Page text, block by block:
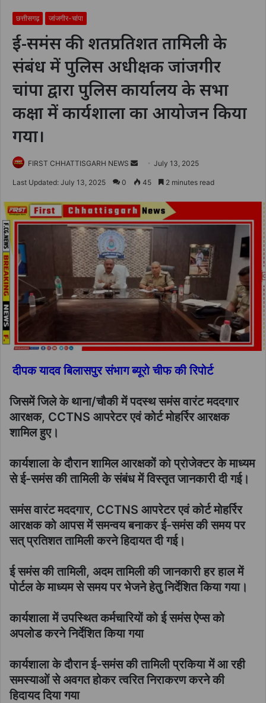
छत्तीसगढ़ जांजगीर-चांपा
ई-समंस की शतप्रतिशत तामिली के
संबंध में पुलिस अधीक्षक जांजगीर
चांपा द्वारा पुलिस कार्यालय के सभा
कक्षा में कार्यशाला का आयोजन किया
गया।
FIRST CHHATTISGARH NEWS
Send
an
July 13, 2025
Last Updated: July 13, 2025 0 45 2 minutes read
दीपक यादव बिलासपुर संभाग ब्यूरो चीफ की रिपोर्ट
जिसमें जिले के थाना/चौकी में पदस्थ समंस वारंट मददगार
आरक्षक, CCTNS आपरेटर एवं कोर्ट मोहर्रिर आरक्षक
शामिल हुए।
कार्यशाला के दौरान शामिल आरक्षकों को प्रोजेक्टर के माध्यम
से ई-समंस की तामिली के संबंध में विस्तृत जानकारी दी गई।
समंस वारंट मददगार, CCTNS आपरेटर एवं कोर्ट मोहर्रिर
आरक्षक को आपस में समन्वय बनाकर ई-समंस की समय पर
सत् प्रतिशत तामिली करने हिदायत दी गई।
ई समंस की तामिली, अदम तामिली की जानकारी हर हाल में
पोर्टल के माध्यम से समय पर भेजने हेतु निर्देशित किया गया।
कार्यशाला में उपस्थित कर्मचारियों को ई समंस ऐप्स को
अपलोड करने निर्देशित किया गया
कार्यशाला के दौरान ई-समंस की तामिली प्रकिया में आ रही
समस्याओं से अवगत होकर त्वरित निराकरण करने की
हिदायद दिया गया